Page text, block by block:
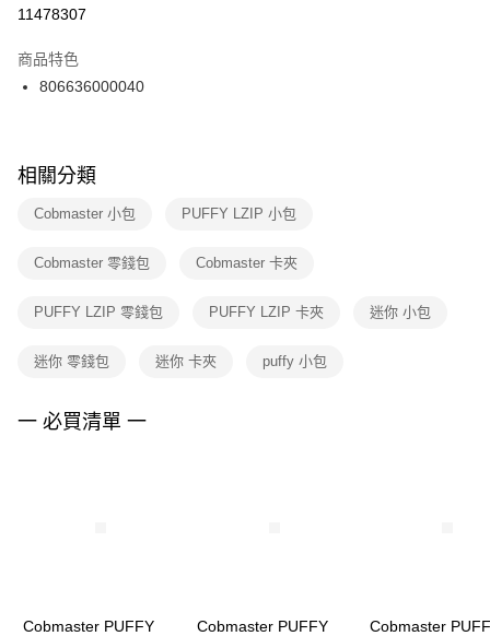
１．於結帳方式選擇「AFTEE先享後付」後，將跳轉至「AFTEE先享後付」
２．訂單成立數日內，您將收到繳費通知簡訊。
３．收到繳費通知簡訊後14天內，點擊此簡訊中的連結，可透過四大超商／
ATM／網路銀行／等多元方式進行付款，方視為交易完成。
※ 交易是否成功請以「AFTEE先享後付 」之結帳頁面顯示為準，若有關於
是否繳費成功／繳費後需取消欲退款等相關疑問，請聯繫「AFTEE先享後付
客戶支援中心」https://netprotections.freshdesk.com/support/home
１．透過由恩沛科技股份有限公司提供之「AFTEE先享後付」服務完成之交
權轉讓予恩沛科技股份有限公司。
３．未成年的使用者請事先徵得法定代理人或監護人之同意方可使用
４．使用「AFTEE先享後付」時，將依據個別帳號之用戶狀況，依本公司即
每筆NT$100，滿NT$1,500(含以上)免運費
付款後門市自取
每筆NT$100，滿NT$1,500(含以上)免運費
11478307
商品特色
806636000040
相關分類
Cobmaster 小包 PUFFY LZIP 小包
Cobmaster 零錢包 Cobmaster 卡夾
PUFFY LZIP 零錢包 PUFFY LZIP 卡夾 迷你 小包
迷你 零錢包 迷你 卡夾 puffy 小包
一 必買清單 一
Cobmaster PUFFY
Cobmaster PUFFY
Cobmaster